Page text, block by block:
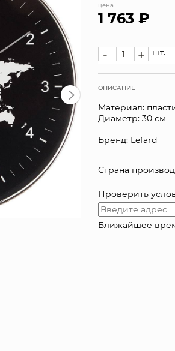
цена
1 763 ₽
- + шт.
ОПИСАНИЕ
Материал:
Диаметр: 30 см
Бренд: Lefard
Страна
Проверить
Ближайшее